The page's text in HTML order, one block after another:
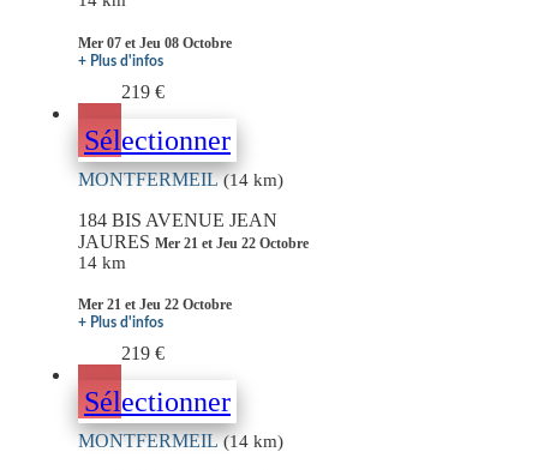
Mer 07 et Jeu 08 Octobre
+ Plus d'infos
219 €
Sélectionner
MONTFERMEIL(14 km)
184 BIS AVENUE JEAN
JAURES Mer 21 et Jeu 22 Octobre
14 km
Mer 21 et Jeu 22 Octobre
+ Plus d'infos
219 €
Sélectionner
MONTFERMEIL(14 km)